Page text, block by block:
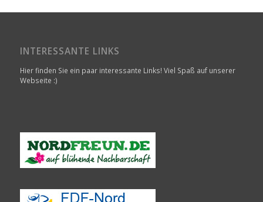
INTERESSANTE LINKS
Hier finden Sie ein paar interessante Links! Viel Spaß auf unserer
Webseite :)